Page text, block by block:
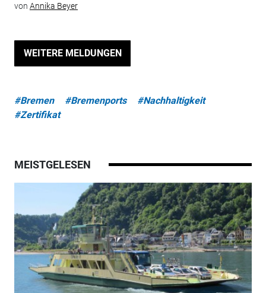
von Annika Beyer
WEITERE MELDUNGEN
#Bremen #Bremenports
#Nachhaltigkeit
#Zertifikat
MEISTGELESEN